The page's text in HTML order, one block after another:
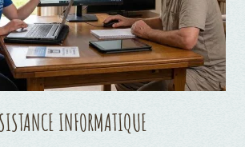
INFORMATIQUE